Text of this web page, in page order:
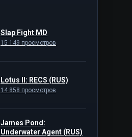
Slap Fight MD
15 149 просмотров
Lotus II: RECS (RUS)
14 858 просмотров
James Pond:
Underwater Agent (RUS)